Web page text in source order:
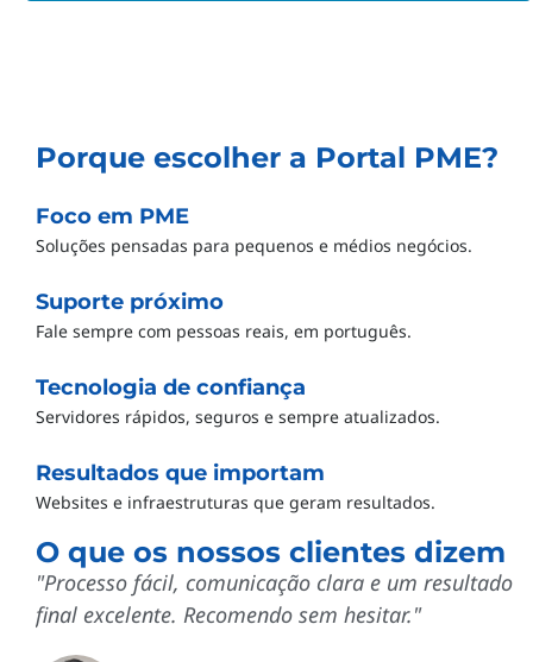
Porque escolher a Portal PME?
Foco em PME
Soluções pensadas para pequenos e médios negócios.
Suporte próximo
Fale sempre com pessoas reais, em português.
Tecnologia de confiança
Servidores rápidos, seguros e sempre atualizados.
Resultados que importam
Websites e infraestruturas que geram resultados.
O que os nossos clientes dizem
"Processo fácil, comunicação clara e um resultado
final excelente. Recomendo sem hesitar."